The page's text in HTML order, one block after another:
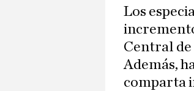
Los
Central de
Además,
comparta